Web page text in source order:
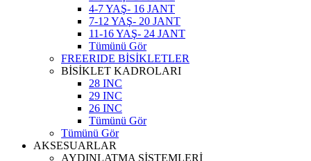
4-7 YAŞ- 16 JANT
7-12 YAŞ- 20 JANT
11-16 YAŞ- 24 JANT
Tümünü Gör
FREERIDE BİSİKLETLER
BİSİKLET KADROLARI
28 INC
29 INC
26 INC
Tümünü Gör
Tümünü Gör
AKSESUARLAR
AYDINLATMA SİSTEMLERİ